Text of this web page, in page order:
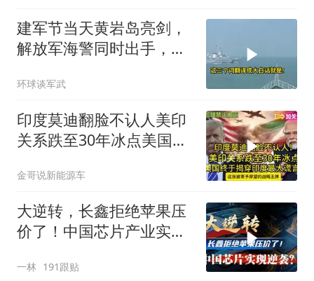
建军节当天黄岩岛亮剑，
解放军海警同时出手，菲
环球谈军武
印度莫迪翻脸不认人美印
关系跌至30年冰点美国终
金哥说新能源车
大逆转，长鑫拒绝苹果压
价了！中国芯片产业实现
一林 191跟贴